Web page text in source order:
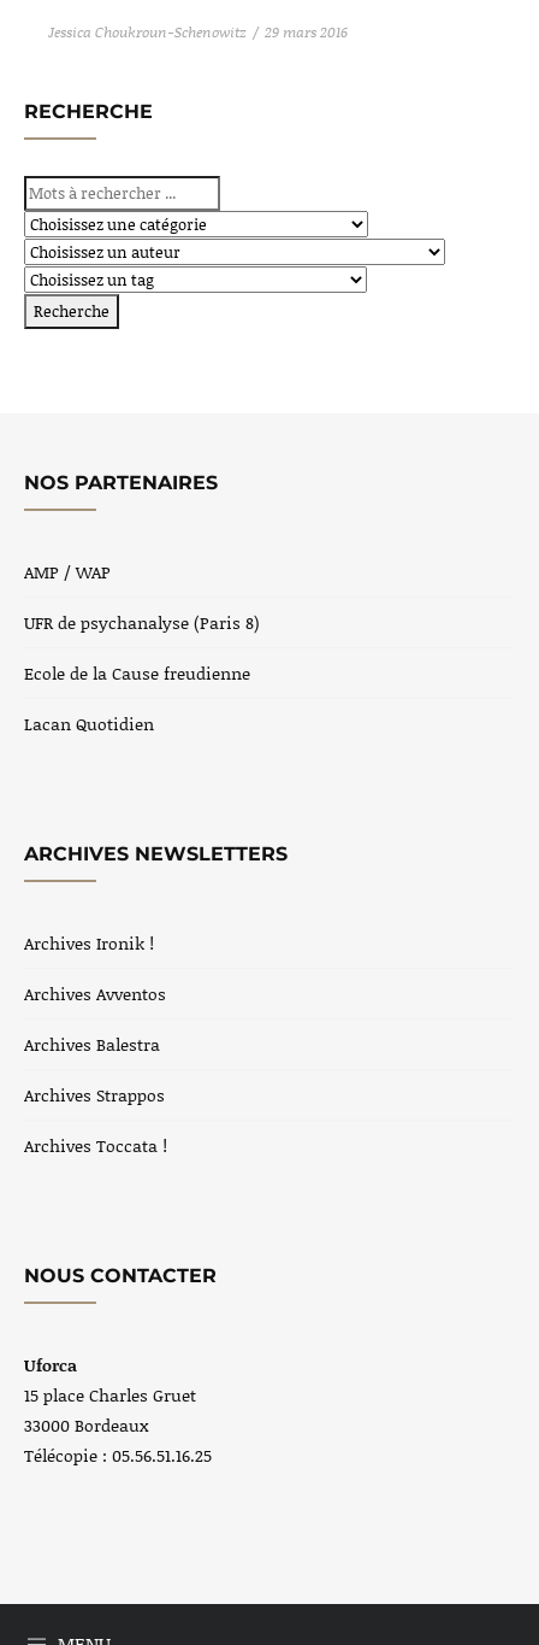
Jessica Choukroun-Schenowitz 29 mars 2016
RECHERCHE
NOS PARTENAIRES
AMP / WAP
UFR de psychanalyse (Paris 8)
Ecole de la Cause freudienne
Lacan Quotidien
ARCHIVES NEWSLETTERS
Archives Ironik !
Archives Avventos
Archives Balestra
Archives Strappos
Archives Toccata !
NOUS CONTACTER
Uforca
15 place Charles Gruet
33000 Bordeaux
Télécopie : 05.56.51.16.25